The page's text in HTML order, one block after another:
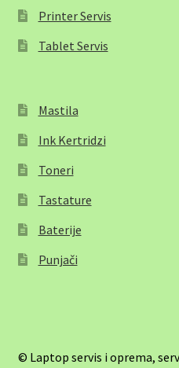
Printer Servis
Tablet Servis
Mastila
Ink Kertridzi
Toneri
Tastature
Baterije
Punjači
© Laptop servis i oprema,